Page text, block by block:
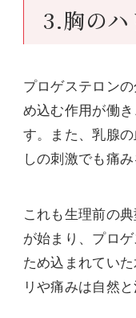
3.胸のハ
プロゲステロン
め込む作用が働
す。また、乳腺
しの刺激でも痛
これも生理前の
が始まり、プロ
ため込まれてい
リや痛みは自然